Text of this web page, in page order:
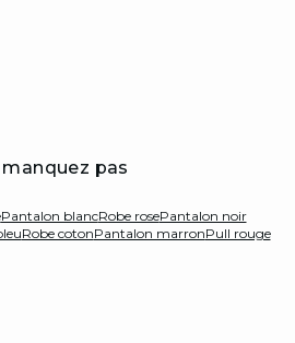
manquez pas
Pantalon blancRobe rosePantalon noir
Robe cotonPantalon marronPull rouge